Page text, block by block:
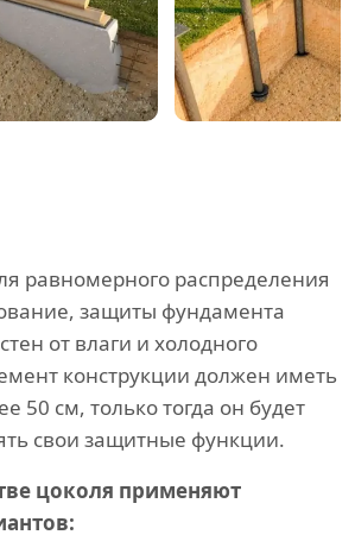
равномерного распределения
защиты фундамента
от влаги и холодного
конструкции должен иметь
50 см, только тогда он будет
свои защитные функции.
цоколя применяют